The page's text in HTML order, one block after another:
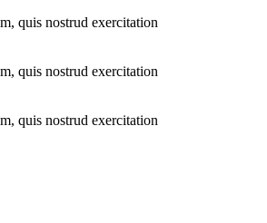
quis nostrud exercitation
quis nostrud exercitation
quis nostrud exercitation